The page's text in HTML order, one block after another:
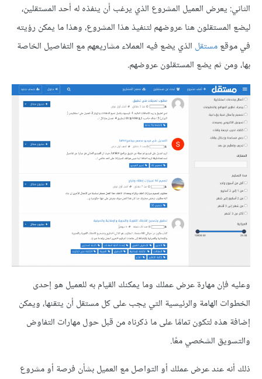
الثاني: يعرض العميل المشروع الذي يرغب أن ينفذه له أحد المستقلين،
ليضع المستقلون هنا عروضهم لتنفيذ هذا المشروع، وهذا ما يمكن رؤيته
في موقعمستقل الذي يضع فيه العملاء مشاريعهم مع التفاصيل الخاصة
بها، ومن ثم يضع المستقلون عروضهم.
وعليه فإن مهارة عرض عملك وما يمكنك القيام به للعميل هو إحدى
الخطوات الهامة والرئيسية التي يجب على كل مستقل أن يتقنها، ويمكن
إضافة هذه لتكون تمامًا على ما ذكرناه من قبل حول مهارات التفاوض
والتسويق الشخصي معًا.
ذلك أنه عند عرض عملك أو التواصل مع العميل بشأن فرصة أو مشروع